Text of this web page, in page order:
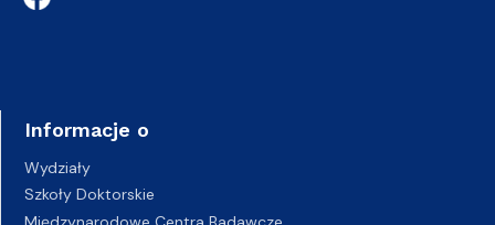
Informacje o
Wydziały
Szkoły Doktorskie